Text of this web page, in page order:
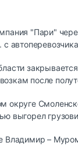
"Пари"
после
округе
выгорел
Владимир –